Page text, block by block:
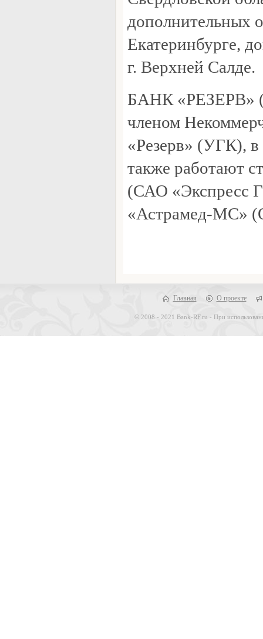
дополнительных
Екатеринбурге,
г. Верхней Салде.
БАНК «РЕЗЕРВ»
членом
«Резерв» (УГК), в
также работают
(САО «Экспресс
«Астрамед-МС»
Главная О проекте
© 2008 - 2021 Bank-RF.ru - При